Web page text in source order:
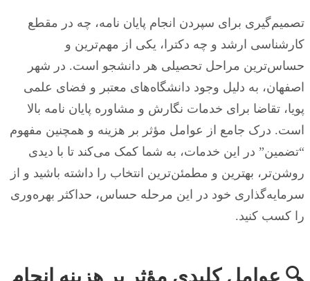
تصمیم‌گیری برای سپردن انجام پایان نامه، چه در مقطع
کارشناسی ارشد و چه دکترا، یکی از مهم‌ترین و
حساس‌ترین مراحل تحصیلی هر دانشجو است. در شهر
اصفهان، به دلیل وجود دانشگاه‌های معتبر و فضای علمی
پویا، تقاضا برای خدمات نگارش و مشاوره پایان نامه بالا
است. درک جامع از عوامل مؤثر بر هزینه و همچنین مفهوم
“تضمین” در این خدمات، به شما کمک می‌کند تا با دیدی
روشن‌تر، بهترین و مطمئن‌ترین انتخاب را داشته باشید و از
سرمایه‌گذاری خود در این مرحله حساس، حداکثر بهره‌وری
را کسب کنید.
🔍 عوامل کلیدی مؤثر بر هزینه انجام